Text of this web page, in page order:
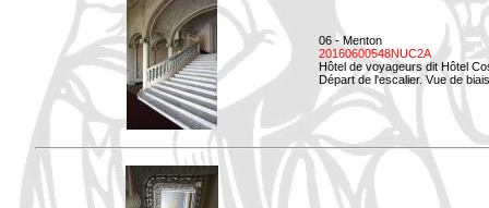
06 - Menton
20160600548NUC2A
Hôtel de voyageurs dit Hôtel
Départ de l'escalier. Vue de